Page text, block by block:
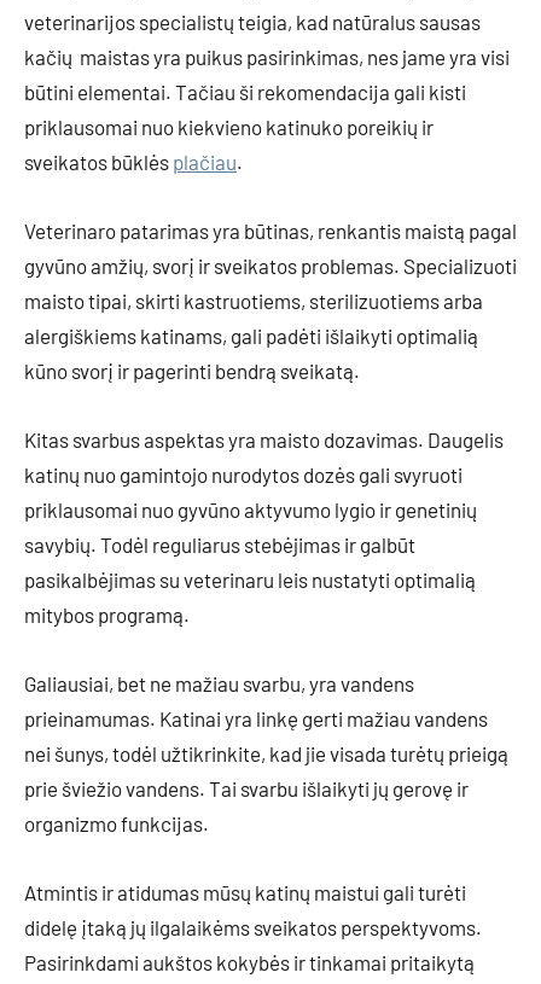
veterinarijos specialistų teigia, kad natūralus sausas
kačių maistas yra puikus pasirinkimas, nes jame yra visi
būtini elementai. Tačiau ši rekomendacija gali kisti
priklausomai nuo kiekvieno katinuko poreikių ir
sveikatos būklės plačiau.
Veterinaro patarimas yra būtinas, renkantis maistą pagal
gyvūno amžių, svorį ir sveikatos problemas. Specializuoti
maisto tipai, skirti kastruotiems, sterilizuotiems arba
alergiškiems katinams, gali padėti išlaikyti optimalią
kūno svorį ir pagerinti bendrą sveikatą.
Kitas svarbus aspektas yra maisto dozavimas. Daugelis
katinų nuo gamintojo nurodytos dozės gali svyruoti
priklausomai nuo gyvūno aktyvumo lygio ir genetinių
savybių. Todėl reguliarus stebėjimas ir galbūt
pasikalbėjimas su veterinaru leis nustatyti optimalią
mitybos programą.
Galiausiai, bet ne mažiau svarbu, yra vandens
prieinamumas. Katinai yra linkę gerti mažiau vandens
nei šunys, todėl užtikrinkite, kad jie visada turėtų prieigą
prie šviežio vandens. Tai svarbu išlaikyti jų gerovę ir
organizmo funkcijas.
Atmintis ir atidumas mūsų katinų maistui gali turėti
didelę įtaką jų ilgalaikėms sveikatos perspektyvoms.
Pasirinkdami aukštos kokybės ir tinkamai pritaikytą